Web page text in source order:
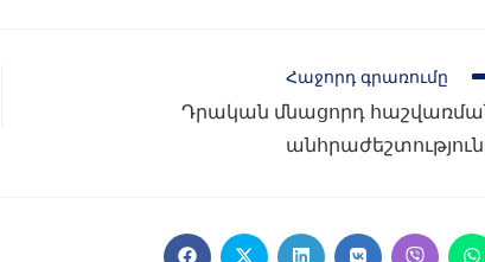
Հաջորդ գրառումը
Դրական մնացորդ